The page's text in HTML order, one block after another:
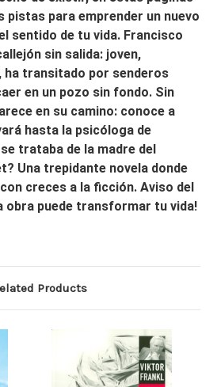
pistas para emprender un nuevo
sentido de tu vida. Francisco
sin salida: joven,
ha transitado por senderos
en un pozo sin fondo. Sin
en su camino: conoce a
hasta la psicóloga de
trataba de la madre del
Una trepidante novela donde
creces a la ficción. Aviso del
obra puede transformar tu vida!
Products